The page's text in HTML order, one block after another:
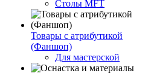
Столы MFT
Товары с атрибутикой
(Фаншоп)
Для мастерской